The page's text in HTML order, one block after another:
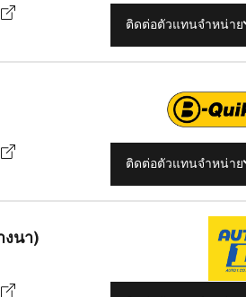
ติดต่อตัวแทนจำหน่าย
ติดต่อตัวแทนจำหน่าย
งนา)